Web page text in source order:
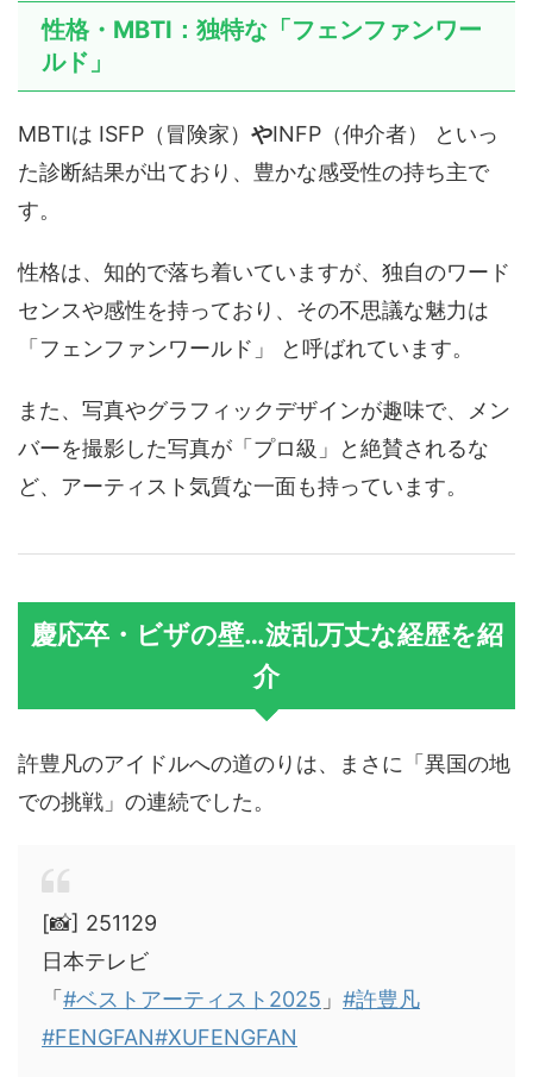
性格・MBTI：独特な「フェンファンワー
ルド」
MBTIは ISFP（冒険家） やINFP（仲介者） といっ
た診断結果が出ており、豊かな感受性の持ち主で
す。
性格は、知的で落ち着いていますが、独自のワード
センスや感性を持っており、その不思議な魅力は
「フェンファンワールド」 と呼ばれています。
また、写真やグラフィックデザインが趣味で、メン
バーを撮影した写真が「プロ級」と絶賛されるな
ど、アーティスト気質な一面も持っています。
慶応卒・ビザの壁…波乱万丈な経歴を紹
介
許豊凡のアイドルへの道のりは、まさに「異国の地
での挑戦」の連続でした。
[📸] 251129
日本テレビ
「#ベストアーティスト2025 」 #許豊凡
#FENGFAN#XUFENGFAN